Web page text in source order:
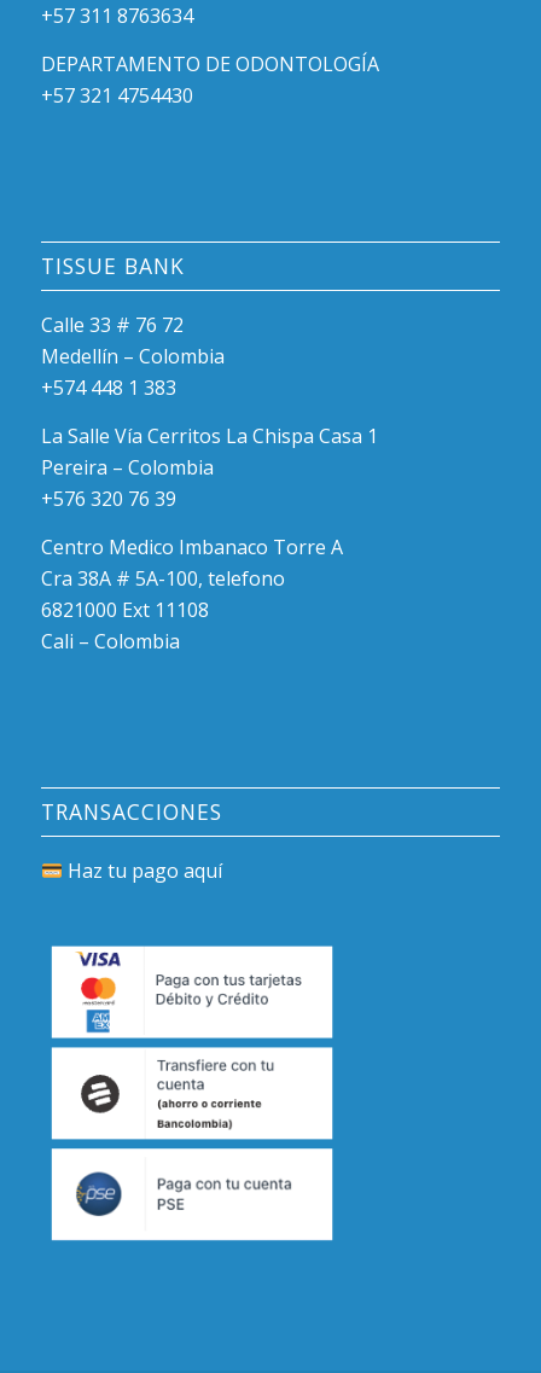
+57 311 8763634
DEPARTAMENTO DE ODONTOLOGÍA
+57 321 4754430
TISSUE BANK
Calle 33 # 76 72
Medellín – Colombia
+574 448 1 383
La Salle Vía Cerritos La Chispa Casa 1
Pereira – Colombia
+576 320 76 39
Centro Medico Imbanaco Torre A
Cra 38A # 5A-100, telefono
6821000 Ext 11108
Cali – Colombia
TRANSACCIONES
Haz tu pago aquí